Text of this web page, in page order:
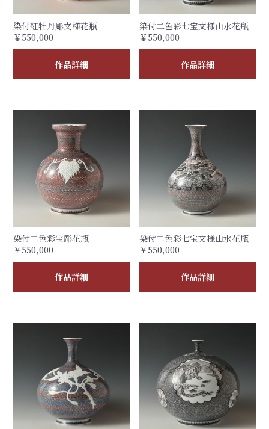
染付紅牡丹彫文様花瓶
￥550,000
作品詳細
染付二色彩七宝文様山水花瓶
￥550,000
作品詳細
染付二色彩宝彫花瓶
￥550,000
作品詳細
染付二色彩七宝文様山水花瓶
￥550,000
作品詳細